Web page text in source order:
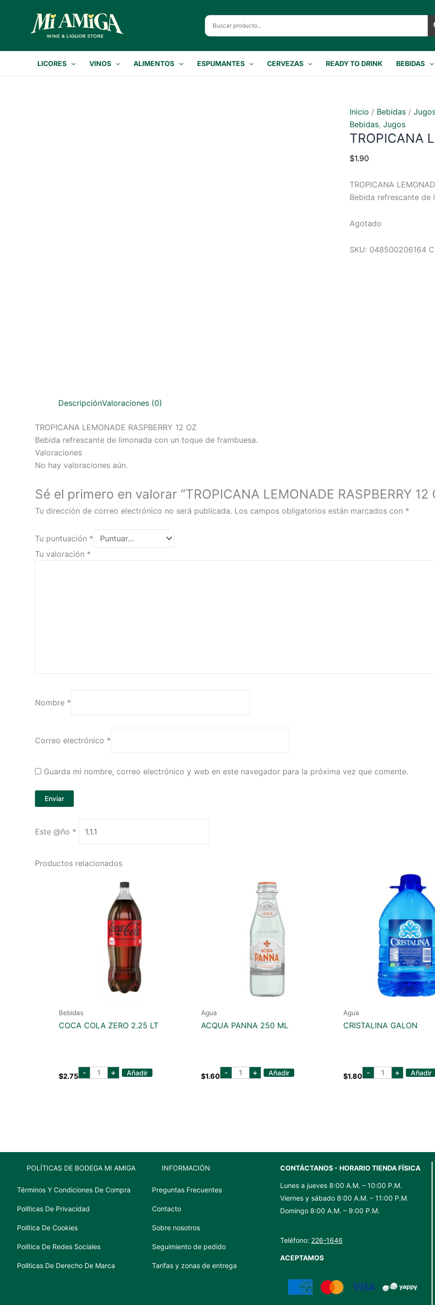
contenido
LICORES VINOS ALIMENTOS ESPUMANTES CERVEZAS READY TO DRINK BEBIDAS
Inicio / Bebidas /
Bebidas, Jugos
TROPICANA
$1.90
TROPICANA
Bebida refrescante de
Agotado
SKU: 048500206164
DescripciónValoraciones (0)
TROPICANA LEMONADE RASPBERRY 12 OZ
Bebida refrescante de limonada con un toque de frambuesa.
Valoraciones
No hay valoraciones aún.
Sé el primero en valorar “TROPICANA LEMONADE RASPBERRY 12
Tu dirección de correo electrónico no será publicada. Los campos obligatorios están marcados con *
Tu puntuación *
Tu valoración *
Nombre *
Correo electrónico *
Guarda mi nombre, correo electrónico y web en este navegador para la próxima vez que comente.
Este @ño *
Productos relacionados
Bebidas
COCA COLA ZERO 2.25 LT
$2.75 - coca
cola
+ Añadir
Agua
ACQUA PANNA 250 ML
$1.60 - acqua
panna
+ Añadir
Agua
CRISTALINA GALON
$1.80 - cristalina
galon
+ Añadir
POLÍTICAS DE BODEGA MI AMIGA
Términos Y Condiciones De Compra
Políticas De Privacidad
Política De Cookies
Política De Redes Sociales
Políticas De Derecho De Marca
INFORMACIÓN
Preguntas Frecuentes
Contacto
Sobre nosotros
Seguimiento de pedido
Tarifas y zonas de entrega
CONTÁCTANOS - HORARIO TIENDA FÍSICA
Lunes a jueves 8:00 A.M. – 10:00 P.M.
Viernes y sábado 8:00 A.M. – 11:00 P.M.
Domingo 8:00 A.M. – 9:00 P.M.
Teléfono: 226-1646
ACEPTAMOS